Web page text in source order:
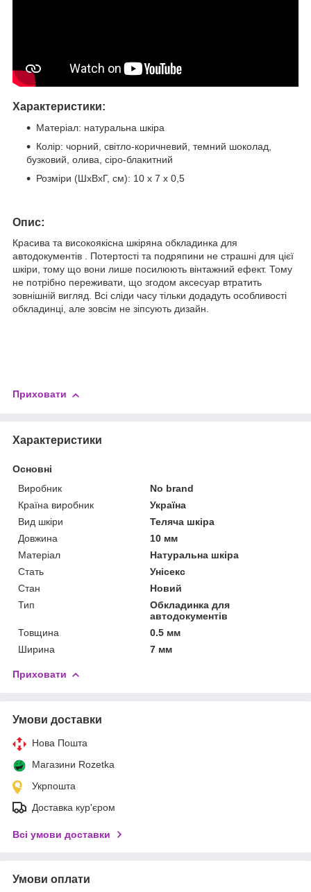
Характеристики:
Матеріал: натуральна шкіра
Колір: чорний, світло-коричневий, темний шоколад,
бузковий, олива, сіро-блакитний
Розміри (ШхВхГ, см): 10 х 7 х 0,5
Опис:
Красива та високоякісна шкіряна обкладинка для
автодокументів . Потертості та подряпини не страшні для цієї
шкіри, тому що вони лише посилюють вінтажний ефект. Тому
не потрібно переживати, що згодом аксесуар втратить
зовнішній вигляд. Всі сліди часу тільки додадуть особливості
обкладинці, але зовсім не зіпсують дизайн.
Приховати
Характеристики
Основні
Виробник
No brand
Країна виробник
Україна
Вид шкіри
Теляча шкіра
Довжина
10 мм
Матеріал
Натуральна шкіра
Стать
Унісекс
Стан
Новий
Тип
Обкладинка для
автодокументів
Товщина
0.5 мм
Ширина
7 мм
Приховати
Умови доставки
Нова Пошта
Магазини Rozetka
Укрпошта
Доставка кур'єром
Всі умови доставки
Умови оплати